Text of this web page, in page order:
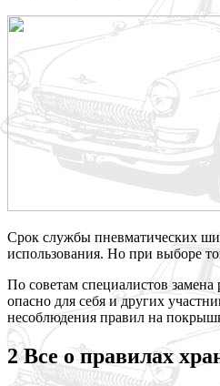
Срок службы пневматических
использования. Но при выборе
По советам специалистов замена
опасно для себя и других
несоблюдения правил на
2 Все о правилах